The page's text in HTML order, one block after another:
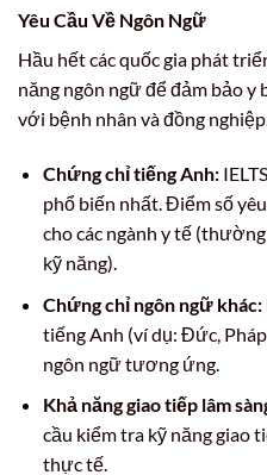
Yêu Cầu Về Ngôn Ngữ
Hầu hết các quốc gia phát
năng ngôn ngữ để đảm bảo y
với bệnh nhân và đồng
Chứng chỉ tiếng Anh:
phổ biến nhất. Điểm số
cho các ngành y tế
kỹ năng).
Chứng chỉ ngôn ngữ khác:
tiếng Anh (ví dụ: Đức,
ngôn ngữ tương ứng.
Khả năng giao tiếp lâm
cầu kiểm tra kỹ năng giao
thực tế.